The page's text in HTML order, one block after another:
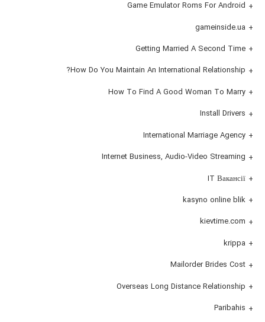
Game Emulator Roms For Android
gameinside.ua
Getting Married A Second Time
How Do You Maintain An International Relationship?
How To Find A Good Woman To Marry
Install Drivers
International Marriage Agency
Internet Business, Audio-Video Streaming
IT Вакансії
kasyno online blik
kievtime.com
krippa
Mailorder Brides Cost
Overseas Long Distance Relationship
Paribahis